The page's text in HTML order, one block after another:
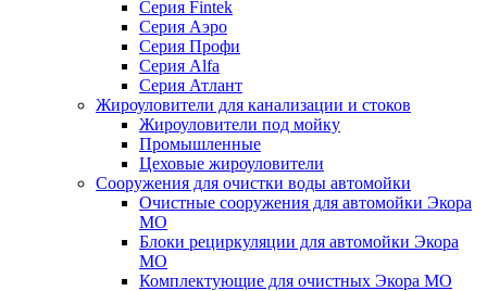
Серия Fintek
Серия Аэро
Серия Профи
Серия Alfa
Серия Атлант
Жироуловители для канализации и стоков
Жироуловители под мойку
Промышленные
Цеховые жироуловители
Сооружения для очистки воды автомойки
Очистные сооружения для автомойки Экора
МО
Блоки рециркуляции для автомойки Экора
МО
Комплектующие для очистных Экора МО